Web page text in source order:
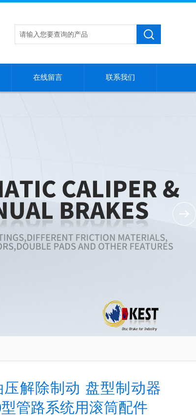
在线留言 联系我们
解除制动 盘型制动器
管路系统用滚筒配件